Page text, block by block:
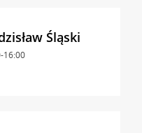
Śląski
16:00